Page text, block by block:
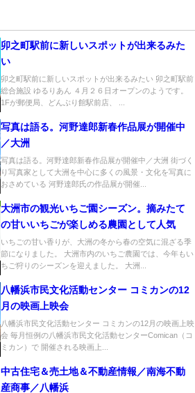
卯之町駅前に新しいスポットが出来るみた
い
卯之町駅前に新しいスポットが出来るみたい 卯之町駅前
総合施設 ゆるりあん ４月２６日オープンのようです。
1Fが郵便局、どんぶり館駅前店、 ...
写真は語る。河野達郎新春作品展が開催中
／大洲
写真は語る。河野達郎新春作品展が開催中／大洲 街づく
り写真家として大洲を中心に多くの風景・文化を写真に
おさめている 河野達郎氏の作品展が開催...
大洲市の観光いちご園シーズン。摘みたて
の甘いいちごが楽しめる農園として人気
いちごの甘い香りが、大洲の冬から春の空気に混ざる季
節になりました。 大洲市内のいちご農園では、今年もい
ちご狩りのシーズンを迎えました。 大洲...
八幡浜市民文化活動センター コミカンの12
月の映画上映会
八幡浜市民文化活動センター コミカンの12月の映画上映
会 毎月恒例の八幡浜市民文化活動センターComican（コ
ミカン）で 開催される映画上...
中古住宅＆売土地＆不動産情報／南海不動
産商事／八幡浜